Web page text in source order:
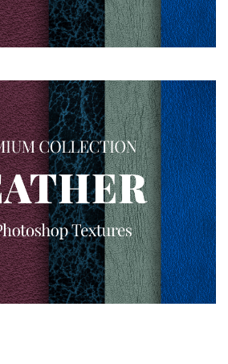
Please select
Free download